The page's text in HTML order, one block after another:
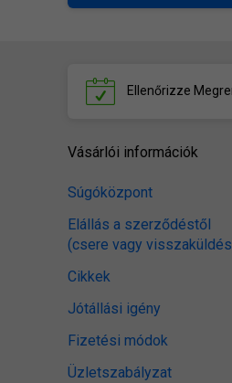
Ellenőrizze
Vásárlói információk
Súgóközpont
Elállás a szerződéstől
(csere vagy
Cikkek
Jótállási igény
Fizetési módok
Üzletszabályzat